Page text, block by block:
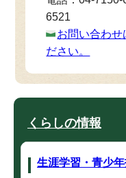
6521
お問い合わせ
ださい。
くらしの情報
生涯学習・青少